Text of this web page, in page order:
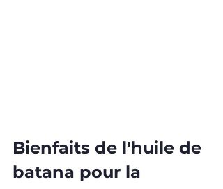
Bienfaits de l'huile de
batana pour la